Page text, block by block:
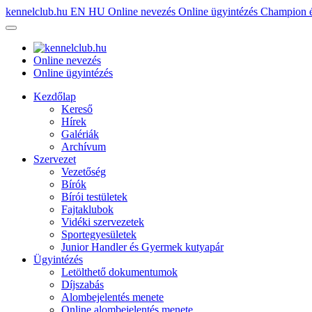
kennelclub.hu EN HU Online nevezés Online ügyintézés Champion
Online nevezés
Online ügyintézés
Kezdőlap
Kereső
Hírek
Galériák
Archívum
Szervezet
Vezetőség
Bírók
Bírói testületek
Fajtaklubok
Vidéki szervezetek
Sportegyesületek
Junior Handler és Gyermek kutyapár
Ügyintézés
Letölthető dokumentumok
Díjszabás
Alombejelentés menete
Online alombejelentés menete